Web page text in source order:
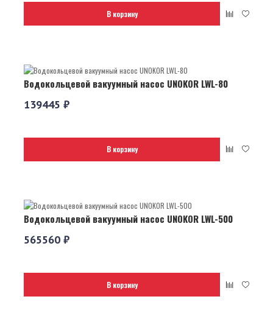
В корзину
Водокольцевой вакуумный насос UNOKOR LWL-80
139445 ₽
В корзину
Водокольцевой вакуумный насос UNOKOR LWL-500
565560 ₽
В корзину